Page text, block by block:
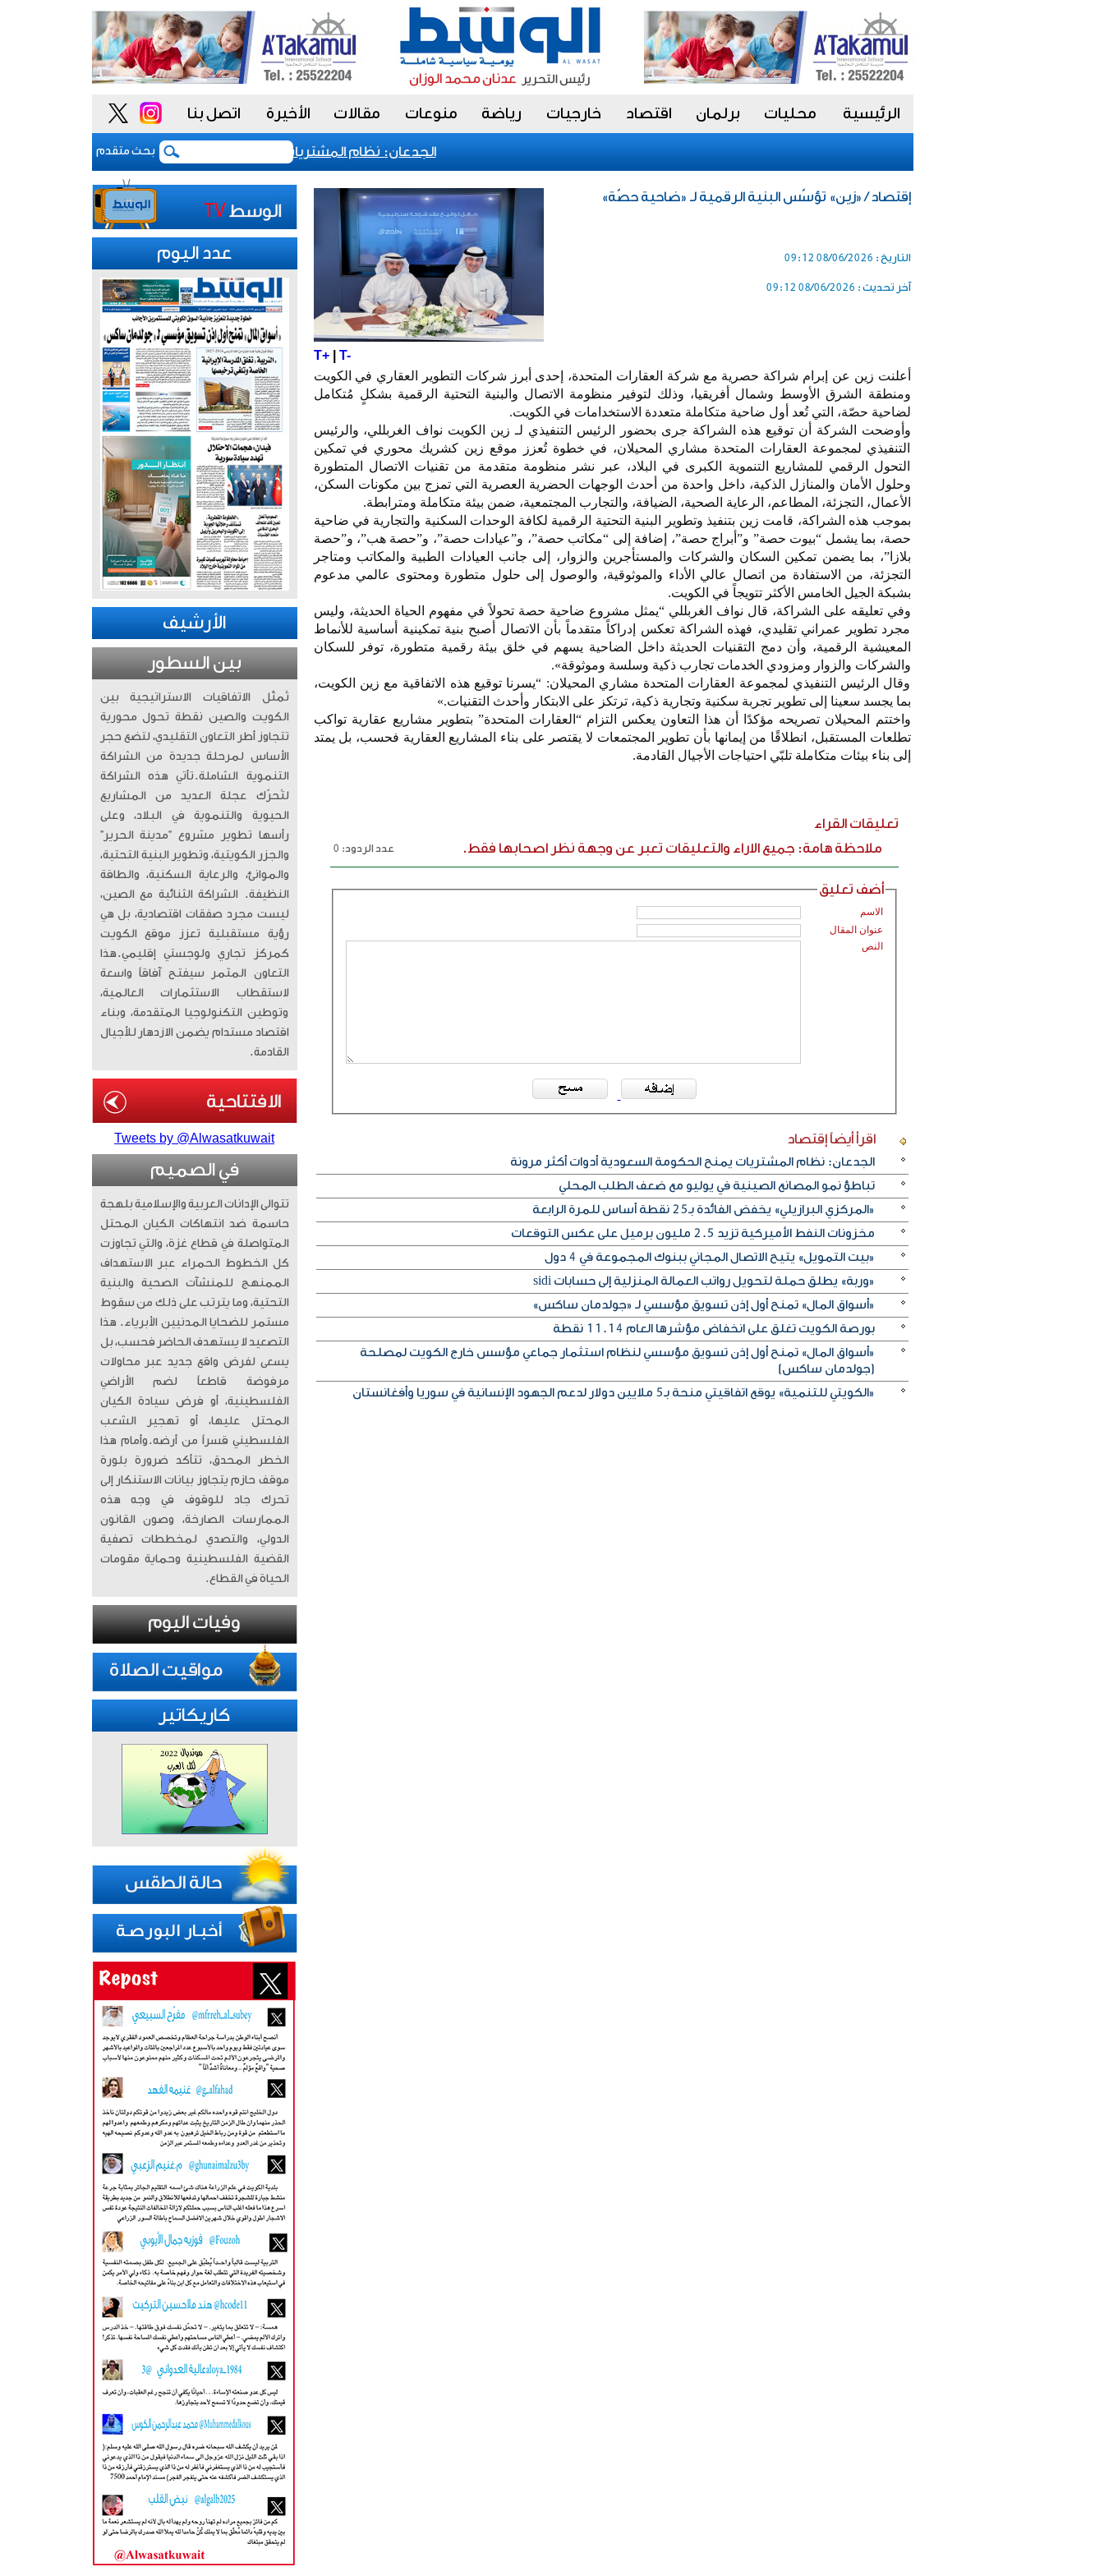
الرئيسية محليات برلمان اقتصاد خارجيات رياضة منوعات مقالات الأخيرة اتصل بنا
بحث متقدم
الجدعان: نظام المشتريات يمنح الحكومة السعودية أدوات أكثر مرونة
إقتصاد / «زين» تؤسّس البنية الرقمية لـ «ضاحية حصّة»
التاريخ : 08/06/2026 09:12
آخر تحديث : 08/06/2026 09:12
T+| T-
أعلنت زين عن إبرام شراكة حصرية مع شركة العقارات المتحدة، إحدى أبرز شركات التطوير العقاري في الكويت
ومنطقة الشرق الأوسط وشمال أفريقيا، وذلك لتوفير منظومة الاتصال والبنية التحتية الرقمية بشكلٍ مُتكامل
لضاحية حصّة، التي تُعد أول ضاحية متكاملة متعددة الاستخدامات في الكويت.
وأوضحت الشركة أن توقيع هذه الشراكة جرى بحضور الرئيس التنفيذي لـ زين الكويت نواف الغربللي، والرئيس
التنفيذي لمجموعة العقارات المتحدة مشاري المحيلان، في خطوة تُعزز موقع زين كشريك محوري في تمكين
التحول الرقمي للمشاريع التنموية الكبرى في البلاد، عبر نشر منظومة متقدمة من تقنيات الاتصال المتطورة
وحلول الأمان والمنازل الذكية، داخل واحدة من أحدث الوجهات الحضرية العصرية التي تمزج بين مكونات السكن،
الأعمال، التجزئة، المطاعم، الرعاية الصحية، الضيافة، والتجارب المجتمعية، ضمن بيئة متكاملة ومترابطة.
بموجب هذه الشراكة، قامت زين بتنفيذ وتطوير البنية التحتية الرقمية لكافة الوحدات السكنية والتجارية في ضاحية
حصة، بما يشمل “بيوت حصة” و”أبراج حصة”، إضافة إلى “مكاتب حصة”، و”عيادات حصة”، و”حصة هب”، و”حصة
بلازا”، بما يضمن تمكين السكان والشركات والمستأجرين والزوار ، إلى جانب العيادات الطبية والمكاتب ومتاجر
التجزئة، من الاستفادة من اتصال عالي الأداء والموثوقية، والوصول إلى حلول متطورة ومحتوى عالمي مدعوم
بشبكة الجيل الخامس الأكثر تتويجاً في الكويت.
وفي تعليقه على الشراكة، قال نواف الغربللي “يمثل مشروع ضاحية حصة تحولاً في مفهوم الحياة الحديثة، وليس
مجرد تطوير عمراني تقليدي، فهذه الشراكة تعكس إدراكاً متقدماً بأن الاتصال أصبح بنية تمكينية أساسية للأنماط
المعيشية الرقمية، وأن دمج التقنيات الحديثة داخل الضاحية يسهم في خلق بيئة رقمية متطورة، توفر للسكان
والشركات والزوار ومزودي الخدمات تجارب ذكية وسلسة وموثوقة».
وقال الرئيس التنفيذي لمجموعة العقارات المتحدة مشاري المحيلان: “يسرنا توقيع هذه الاتفاقية مع زين الكويت،
بما يجسد سعينا إلى تطوير تجربة سكنية وتجارية ذكية، ترتكز على الابتكار وأحدث التقنيات.»
واختتم المحيلان تصريحه مؤكدًا أن هذا التعاون يعكس التزام “العقارات المتحدة” بتطوير مشاريع عقارية تواكب
تطلعات المستقبل، انطلاقًا من إيمانها بأن تطوير المجتمعات لا يقتصر على بناء المشاريع العقارية فحسب، بل يمتد
إلى بناء بيئات متكاملة تلبّي احتياجات الأجيال القادمة.
تعليقات القراء
ملاحظة هامة: جميع الاراء والتعليقات تعبر عن وجهة نظر اصحابها فقط.
عدد الردود: 0
أضف تعليق
الاسم
عنوان المقال
النص
اقرأ أيضاًإقتصاد
الجدعان: نظام المشتريات يمنح الحكومة السعودية أدوات أكثر مرونة
تباطؤ نمو المصانع الصينية في يوليو مع ضعف الطلب المحلي
«المركزي البرازيلي» يخفض الفائدة بـ25 نقطة أساس للمرة الرابعة
مخزونات النفط الأميركية تزيد 2.5 مليون برميل على عكس التوقعات
«بيت التمويل» يتيح الاتصال المجاني ببنوك المجموعة في 4 دول
«وربة» يطلق حملة لتحويل رواتب العمالة المنزلية إلى حسابات sidi
«أسواق المال» تمنح أول إذن تسويق مؤسسي لـ «جولدمان ساكس»
بورصة الكويت تغلق على انخفاض مؤشرها العام 11.14 نقطة
«أسواق المال» تمنح أول إذن تسويق مؤسسي لنظام استثمار جماعي مؤسس خارج الكويت لمصلحة
(جولدمان ساكس)
«الكويتي للتنمية» يوقع اتفاقيتي منحة بـ5 ملايين دولار لدعم الجهود الإنسانية في سوريا وأفغانستان
عدد اليوم
الأرشيف
بين السطور
تُمثّل الاتفاقيات الاستراتيجية بين
الكويت والصين نقطة تحول محورية
تتجاوز أطر التعاون التقليدي، لتضع حجر
الأساس لمرحلة جديدة من الشراكة
التنموية الشاملة. ​تأتي هذه الشراكة
لتُحرّك عجلة العديد من المشاريع
الحيوية والتنموية في البلاد، وعلى
رأسها تطوير مشروع “مدينة الحرير”
والجزر الكويتية، وتطوير البنية التحتية،
والموانئ، والرعاية السكنية، والطاقة
النظيفة. الشراكة الثنائية مع الصين،
ليست مجرد صفقات اقتصادية، بل هي
رؤية مستقبلية تعزز موقع الكويت
كمركز تجاري ولوجستي إقليمي. ​هذا
التعاون المثمر سيفتح آفاقاً واسعة
لاستقطاب الاستثمارات العالمية،
وتوطين التكنولوجيا المتقدمة، وبناء
اقتصاد مستدام يضمن الازدهار للأجيال
القادمة.
Tweets by @Alwasatkuwait
في الصميم
تتوالى الإدانات العربية والإسلامية بلهجة
حاسمة ضد انتهاكات الكيان المحتل
المتواصلة في قطاع غزة، والتي تجاوزت
كل الخطوط الحمراء عبر الاستهداف
الممنهج للمنشآت الصحية والبنية
التحتية، وما يترتب على ذلك من سقوط
مستمر للضحايا المدنيين الأبرياء. ​ هذا
التصعيد لا يستهدف الحاضر فحسب، بل
يسعى لفرض واقع جديد عبر محاولات
مرفوضة قاطعاً لضم الأراضي
الفلسطينية، أو فرض سيادة الكيان
المحتل عليها، أو تهجير الشعب
الفلسطيني قسراً من أرضه. ​وأمام هذا
الخطر المحدق، تتأكد ضرورة بلورة
موقف حازم يتجاوز بيانات الاستنكار إلى
تحرك جاد للوقوف في وجه هذه
الممارسات الصارخة، وصون القانون
الدولي، والتصدي لمخططات تصفية
القضية الفلسطينية وحماية مقومات
الحياة في القطاع.
كاريكاتير